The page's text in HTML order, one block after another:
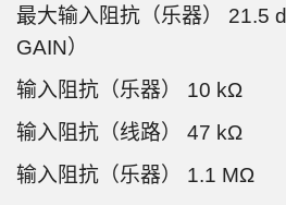
最大输入阻抗（乐器） 21.5
GAIN）
输入阻抗（乐器） 10 kΩ
输入阻抗（线路） 47 kΩ
输入阻抗（乐器） 1.1 MΩ